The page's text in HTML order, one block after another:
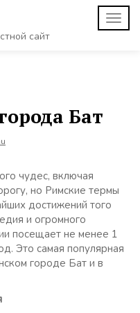
сайт
Бат
чудес, включая
но Римские термы
достижений того
и огромного
посещает не менее 1
Это самая популярная
городе Бат и в